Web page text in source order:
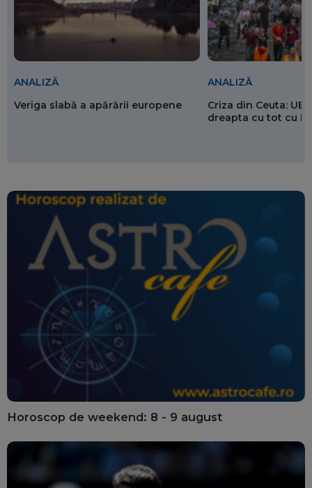
ANALIZĂ
Veriga slabă a apărării europene
ANALIZĂ
Criza din Ceuta: UE
dreapta cu tot cu
Horoscop de weekend: 8 - 9 august